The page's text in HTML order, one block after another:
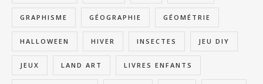
GRAPHISME GÉOGRAPHIE GÉOMÉTRIE
HALLOWEEN HIVER INSECTES JEU DIY
JEUX LAND ART LIVRES ENFANTS